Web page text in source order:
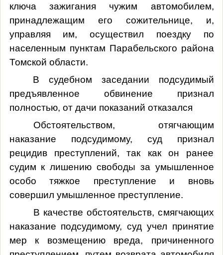
ключа зажигания чужим автомобилем,
принадлежащим его сожительнице, и,
управляя им, осуществил поездку по
населенным пунктам Парабельского района
Томской области.
В судебном заседании подсудимый
предъявленное обвинение признал
полностью, от дачи показаний отказался
Обстоятельством, отягчающим
наказание подсудимому, суд признал
рецидив преступлений, так как он ранее
судим к лишению свободы за умышленное
особо тяжкое преступление и вновь
совершил умышленное преступление.
В качестве обстоятельств, смягчающих
наказание подсудимому, суд учел принятие
мер к возмещению вреда, причиненного